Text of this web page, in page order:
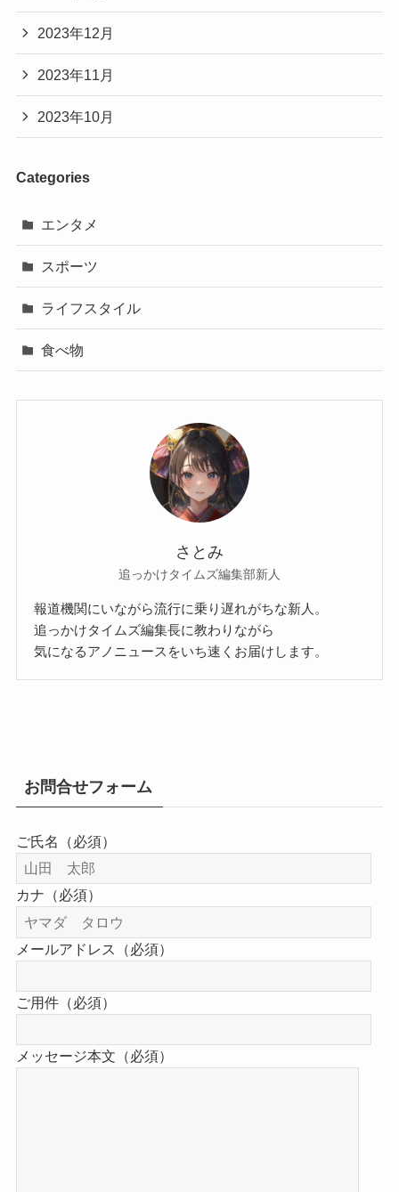
2023年12月
2023年11月
2023年10月
Categories
エンタメ
スポーツ
ライフスタイル
食べ物
さとみ
追っかけタイムズ編集部新人
報道機関にいながら流行に乗り遅れがちな新人。
追っかけタイムズ編集長に教わりながら
気になるアノニュースをいち速くお届けします。
お問合せフォーム
ご氏名（必須）
カナ（必須）
メールアドレス（必須）
ご用件（必須）
メッセージ本文（必須）